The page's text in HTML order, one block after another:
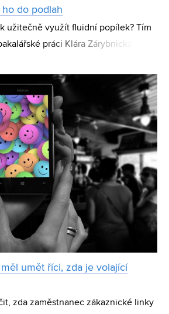
do podlah
užitečně využít fluidní popílek? Tím
práci Klára Zárybnická z
k vyrovnávání podlah
umět říci, zda je volající
zda zaměstnanec zákaznické linky